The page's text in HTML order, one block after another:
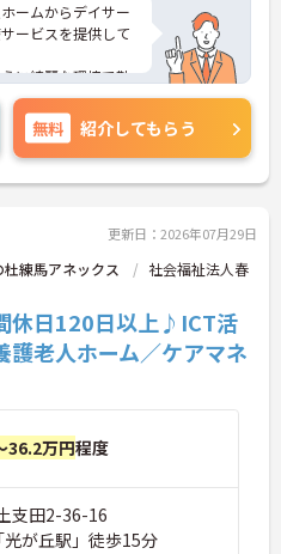
ームからデイサー
ービスを提供して
に綺麗な環境で勤
リアプランに合わ
な、きめ細やかな
問い合わせくださ
無料 紹介してもらう
更新日：2026年07月29日
練馬アネックス
社会福祉法人春
休日120日以上♪ICT活
老人ホーム／ケアマネ
36.2万円程度
支田2-36-16
が丘駅」徒歩15分